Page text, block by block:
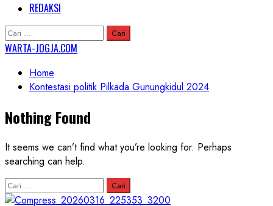
REDAKSI
Cari
untuk:
WARTA-JOGJA.COM
Home
Kontestasi politik Pilkada Gunungkidul 2024
Nothing Found
It seems we can’t find what you’re looking for. Perhaps
searching can help.
Cari
untuk: